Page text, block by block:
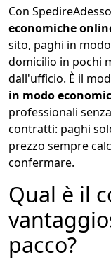
Con
economiche
sito, paghi in
domicilio in pochi
dall'ufficio. È il
in modo
professionali
contratti: paghi
prezzo sempre
confermare.
Qual è il
pacco?